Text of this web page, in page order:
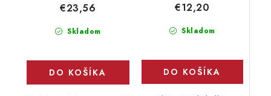
Skladom
€23,56
DO KOŠÍKA
Skladom
€12,20
DO KOŠÍKA